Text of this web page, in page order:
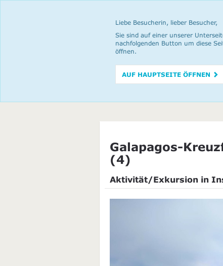
Liebe Besucherin, lieber Besucher,
Sie sind auf einer unserer
nachfolgenden Button um diese
öffnen.
AUF HAUPTSEITE ÖFFNEN
Galapagos-
(4)
Aktivität/Exkursion in